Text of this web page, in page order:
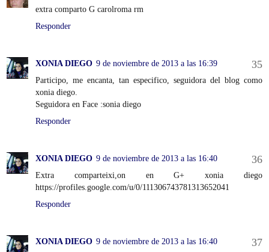
extra comparto G carolroma rm
Responder
XONIA DIEGO 9 de noviembre de 2013 a las 16:39
Participo, me encanta, tan especifico, seguidora del blog como
xonia diego.
Seguidora en Face :sonia diego
Responder
XONIA DIEGO 9 de noviembre de 2013 a las 16:40
Extra comparteixi,on en G+ xonia diego
https://profiles.google.com/u/0/111306743781313652041
Responder
XONIA DIEGO 9 de noviembre de 2013 a las 16:40